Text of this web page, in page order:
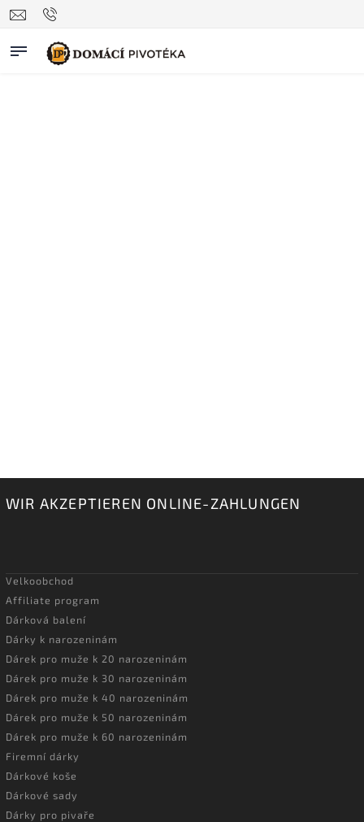
WIR AKZEPTIEREN ONLINE-ZAHLUNGEN
Velkoobchod
Affiliate program
Dárková balení
Dárky k narozeninám
Dárek pro muže k 20 narozeninám
Dárek pro muže k 30 narozeninám
Dárek pro muže k 40 narozeninám
Dárek pro muže k 50 narozeninám
Dárek pro muže k 60 narozeninám
Firemní dárky
Dárkové koše
Dárkové sady
Dárky pro pivaře